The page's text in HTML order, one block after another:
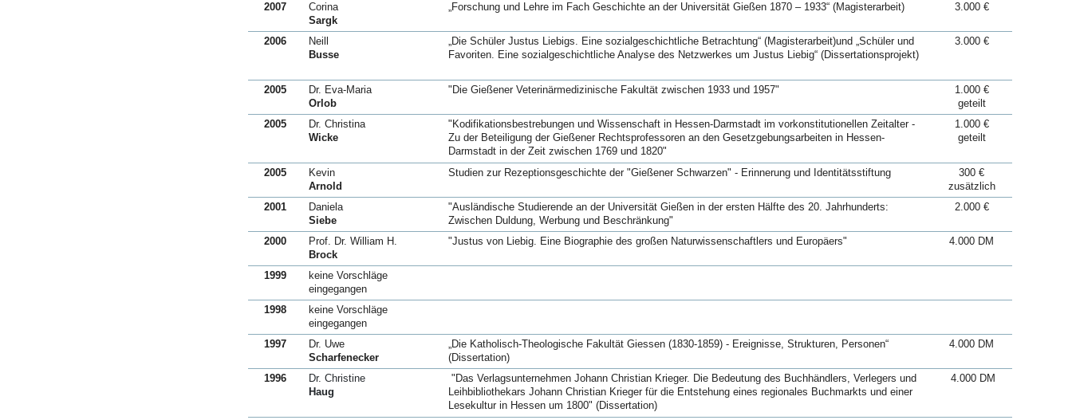
2007
Corina
Sargk
„Forschung und Lehre im Fach Geschichte an der Universität Gießen 1870 – 1933“ (Magisterarbeit) 3.000 €
2006
Neill
Busse
„Die Schüler Justus Liebigs. Eine sozialgeschichtliche Betrachtung“ (Magisterarbeit)und „Schüler und
Favoriten. Eine sozialgeschichtliche Analyse des Netzwerkes um Justus Liebig“ (Dissertationsprojekt)
3.000 €
2005
Dr. Eva-Maria
Orlob
"Die Gießener Veterinärmedizinische Fakultät zwischen 1933 und 1957"
1.000 €
geteilt
2005
Dr. Christina
Wicke
"Kodifikationsbestrebungen und Wissenschaft in Hessen-Darmstadt im vorkonstitutionellen Zeitalter -
Zu der Beteiligung der Gießener Rechtsprofessoren an den Gesetzgebungsarbeiten in Hessen-
Darmstadt in der Zeit zwischen 1769 und 1820"
1.000 €
geteilt
2005
Kevin
Arnold
Studien zur Rezeptionsgeschichte der "Gießener Schwarzen" - Erinnerung und Identitätsstiftung
300 €
zusätzlich
2001
Daniela
Siebe
"Ausländische Studierende an der Universität Gießen in der ersten Hälfte des 20. Jahrhunderts:
Zwischen Duldung, Werbung und Beschränkung"
2.000 €
2000
Prof. Dr. William H.
Brock
"Justus von Liebig. Eine Biographie des großen Naturwissenschaftlers und Europäers" 4.000 DM
1999
keine Vorschläge
eingegangen
1998
keine Vorschläge
eingegangen
1997
Dr. Uwe
Scharfenecker
„Die Katholisch-Theologische Fakultät Giessen (1830-1859) - Ereignisse, Strukturen, Personen“
(Dissertation)
4.000 DM
1996
Dr. Christine
Haug
"Das Verlagsunternehmen Johann Christian Krieger. Die Bedeutung des Buchhändlers, Verlegers und
Leihbibliothekars Johann Christian Krieger für die Entstehung eines regionales Buchmarkts und einer
Lesekultur in Hessen um 1800" (Dissertation)
4.000 DM